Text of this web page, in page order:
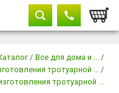
/ Все для дома и ... /
тротуарной ... /
тротуарной ...